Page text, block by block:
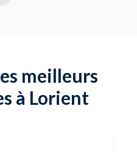
de parquet qui correspond le
chêne, en bambou, ou même
Réfléchissez aussi à la
meilleurs
à Lorient